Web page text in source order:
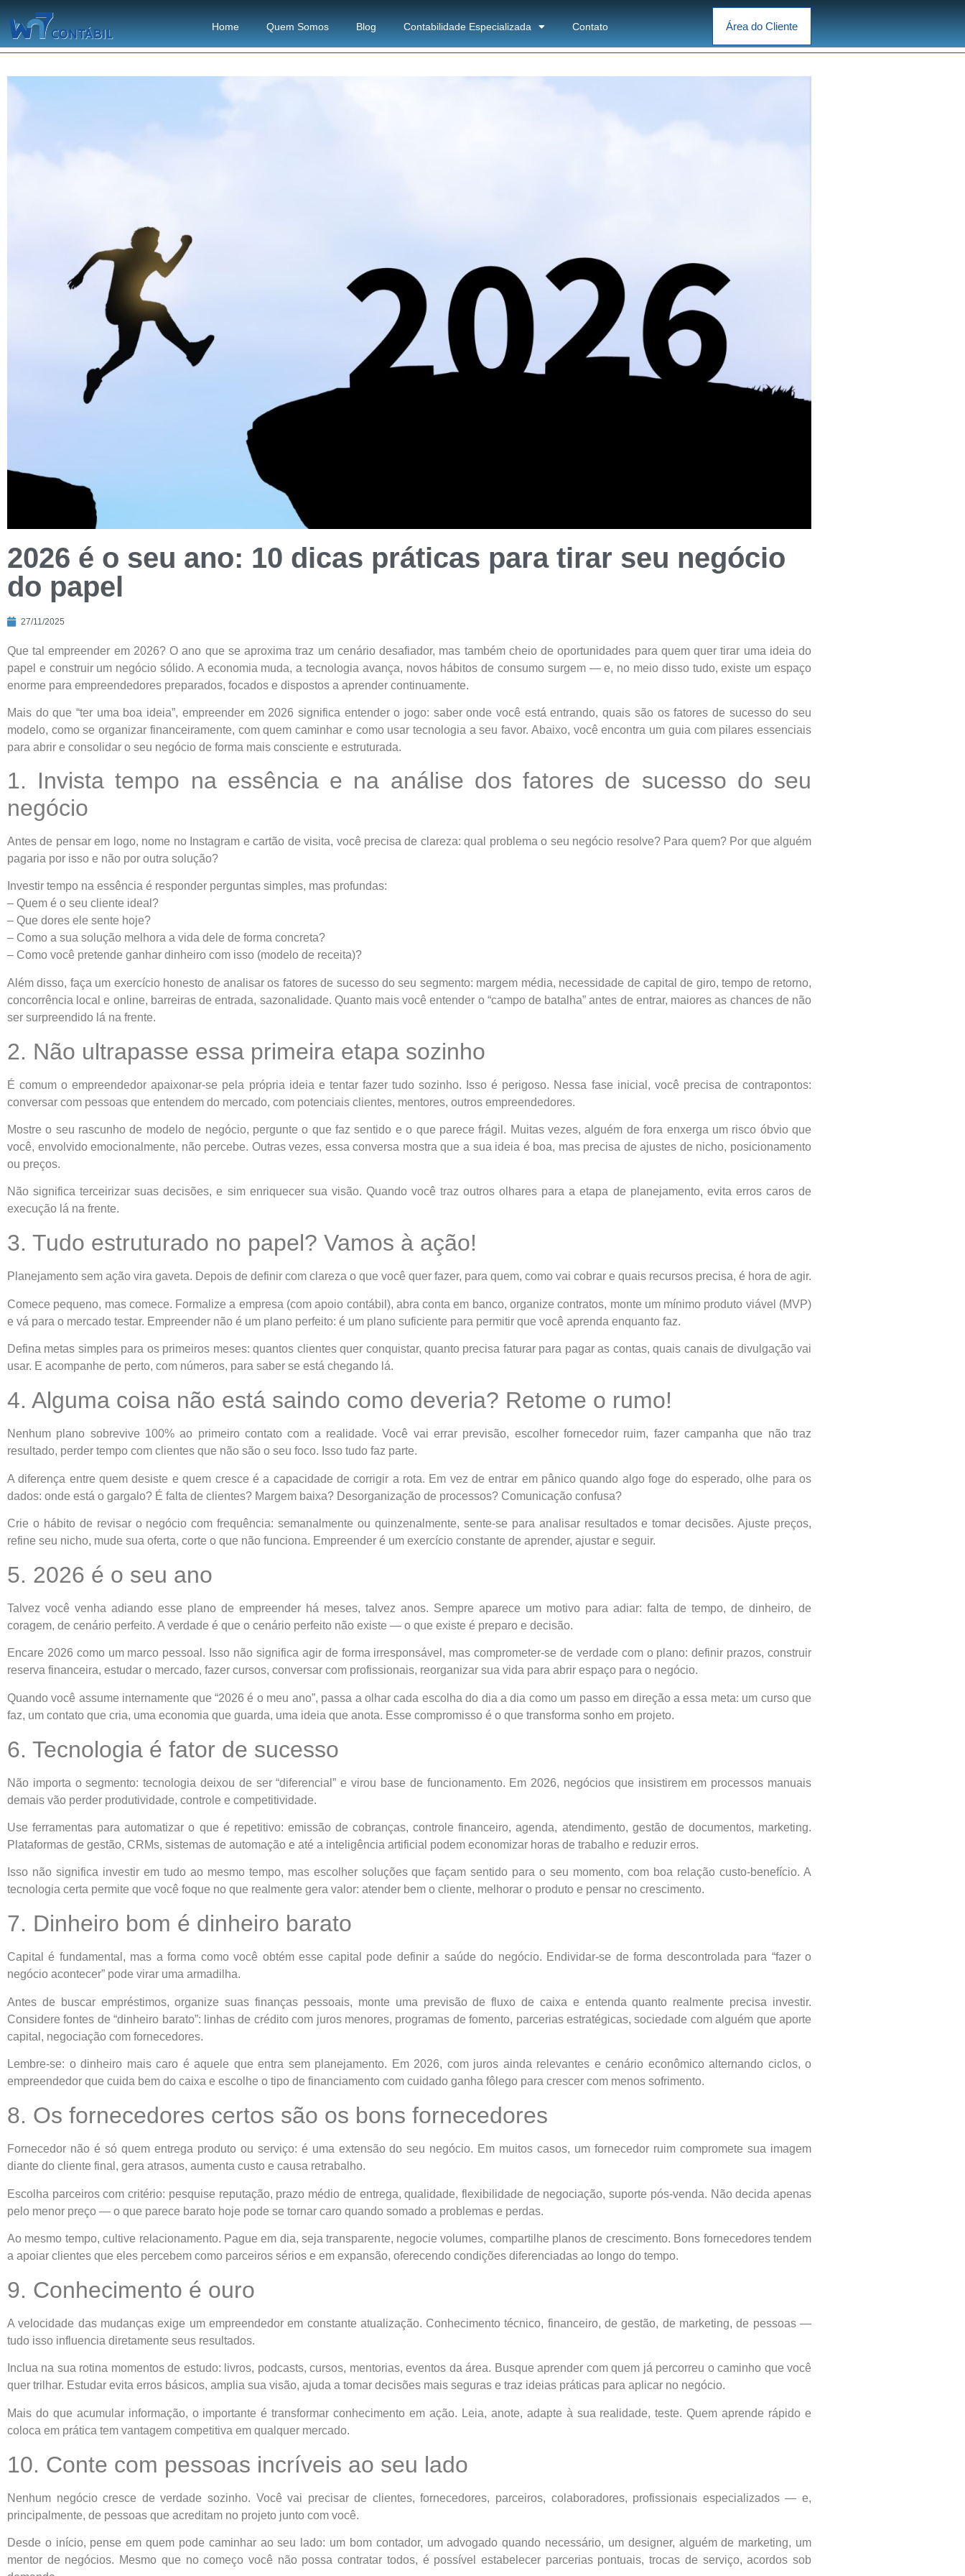
Home Quem Somos Blog Contabilidade Especializada Contato Área do Cliente
2026 é o seu ano: 10 dicas práticas para tirar seu negócio
do papel
27/11/2025
Que tal empreender em 2026? O ano que se aproxima traz um cenário desafiador, mas também cheio de oportunidades para quem quer tirar uma ideia do
papel e construir um negócio sólido. A economia muda, a tecnologia avança, novos hábitos de consumo surgem — e, no meio disso tudo, existe um espaço
enorme para empreendedores preparados, focados e dispostos a aprender continuamente.
Mais do que “ter uma boa ideia”, empreender em 2026 significa entender o jogo: saber onde você está entrando, quais são os fatores de sucesso do seu
modelo, como se organizar financeiramente, com quem caminhar e como usar tecnologia a seu favor. Abaixo, você encontra um guia com pilares essenciais
para abrir e consolidar o seu negócio de forma mais consciente e estruturada.
1. Invista tempo na essência e na análise dos fatores de sucesso do seu
negócio
Antes de pensar em logo, nome no Instagram e cartão de visita, você precisa de clareza: qual problema o seu negócio resolve? Para quem? Por que alguém
pagaria por isso e não por outra solução?
Investir tempo na essência é responder perguntas simples, mas profundas:
– Quem é o seu cliente ideal?
– Que dores ele sente hoje?
– Como a sua solução melhora a vida dele de forma concreta?
– Como você pretende ganhar dinheiro com isso (modelo de receita)?
Além disso, faça um exercício honesto de analisar os fatores de sucesso do seu segmento: margem média, necessidade de capital de giro, tempo de retorno,
concorrência local e online, barreiras de entrada, sazonalidade. Quanto mais você entender o “campo de batalha” antes de entrar, maiores as chances de não
ser surpreendido lá na frente.
2. Não ultrapasse essa primeira etapa sozinho
É comum o empreendedor apaixonar-se pela própria ideia e tentar fazer tudo sozinho. Isso é perigoso. Nessa fase inicial, você precisa de contrapontos:
conversar com pessoas que entendem do mercado, com potenciais clientes, mentores, outros empreendedores.
Mostre o seu rascunho de modelo de negócio, pergunte o que faz sentido e o que parece frágil. Muitas vezes, alguém de fora enxerga um risco óbvio que
você, envolvido emocionalmente, não percebe. Outras vezes, essa conversa mostra que a sua ideia é boa, mas precisa de ajustes de nicho, posicionamento
ou preços.
Não significa terceirizar suas decisões, e sim enriquecer sua visão. Quando você traz outros olhares para a etapa de planejamento, evita erros caros de
execução lá na frente.
3. Tudo estruturado no papel? Vamos à ação!
Planejamento sem ação vira gaveta. Depois de definir com clareza o que você quer fazer, para quem, como vai cobrar e quais recursos precisa, é hora de agir.
Comece pequeno, mas comece. Formalize a empresa (com apoio contábil), abra conta em banco, organize contratos, monte um mínimo produto viável (MVP)
e vá para o mercado testar. Empreender não é um plano perfeito: é um plano suficiente para permitir que você aprenda enquanto faz.
Defina metas simples para os primeiros meses: quantos clientes quer conquistar, quanto precisa faturar para pagar as contas, quais canais de divulgação vai
usar. E acompanhe de perto, com números, para saber se está chegando lá.
4. Alguma coisa não está saindo como deveria? Retome o rumo!
Nenhum plano sobrevive 100% ao primeiro contato com a realidade. Você vai errar previsão, escolher fornecedor ruim, fazer campanha que não traz
resultado, perder tempo com clientes que não são o seu foco. Isso tudo faz parte.
A diferença entre quem desiste e quem cresce é a capacidade de corrigir a rota. Em vez de entrar em pânico quando algo foge do esperado, olhe para os
dados: onde está o gargalo? É falta de clientes? Margem baixa? Desorganização de processos? Comunicação confusa?
Crie o hábito de revisar o negócio com frequência: semanalmente ou quinzenalmente, sente-se para analisar resultados e tomar decisões. Ajuste preços,
refine seu nicho, mude sua oferta, corte o que não funciona. Empreender é um exercício constante de aprender, ajustar e seguir.
5. 2026 é o seu ano
Talvez você venha adiando esse plano de empreender há meses, talvez anos. Sempre aparece um motivo para adiar: falta de tempo, de dinheiro, de
coragem, de cenário perfeito. A verdade é que o cenário perfeito não existe — o que existe é preparo e decisão.
Encare 2026 como um marco pessoal. Isso não significa agir de forma irresponsável, mas comprometer-se de verdade com o plano: definir prazos, construir
reserva financeira, estudar o mercado, fazer cursos, conversar com profissionais, reorganizar sua vida para abrir espaço para o negócio.
Quando você assume internamente que “2026 é o meu ano”, passa a olhar cada escolha do dia a dia como um passo em direção a essa meta: um curso que
faz, um contato que cria, uma economia que guarda, uma ideia que anota. Esse compromisso é o que transforma sonho em projeto.
6. Tecnologia é fator de sucesso
Não importa o segmento: tecnologia deixou de ser “diferencial” e virou base de funcionamento. Em 2026, negócios que insistirem em processos manuais
demais vão perder produtividade, controle e competitividade.
Use ferramentas para automatizar o que é repetitivo: emissão de cobranças, controle financeiro, agenda, atendimento, gestão de documentos, marketing.
Plataformas de gestão, CRMs, sistemas de automação e até a inteligência artificial podem economizar horas de trabalho e reduzir erros.
Isso não significa investir em tudo ao mesmo tempo, mas escolher soluções que façam sentido para o seu momento, com boa relação custo-benefício. A
tecnologia certa permite que você foque no que realmente gera valor: atender bem o cliente, melhorar o produto e pensar no crescimento.
7. Dinheiro bom é dinheiro barato
Capital é fundamental, mas a forma como você obtém esse capital pode definir a saúde do negócio. Endividar-se de forma descontrolada para “fazer o
negócio acontecer” pode virar uma armadilha.
Antes de buscar empréstimos, organize suas finanças pessoais, monte uma previsão de fluxo de caixa e entenda quanto realmente precisa investir.
Considere fontes de “dinheiro barato”: linhas de crédito com juros menores, programas de fomento, parcerias estratégicas, sociedade com alguém que aporte
capital, negociação com fornecedores.
Lembre-se: o dinheiro mais caro é aquele que entra sem planejamento. Em 2026, com juros ainda relevantes e cenário econômico alternando ciclos, o
empreendedor que cuida bem do caixa e escolhe o tipo de financiamento com cuidado ganha fôlego para crescer com menos sofrimento.
8. Os fornecedores certos são os bons fornecedores
Fornecedor não é só quem entrega produto ou serviço: é uma extensão do seu negócio. Em muitos casos, um fornecedor ruim compromete sua imagem
diante do cliente final, gera atrasos, aumenta custo e causa retrabalho.
Escolha parceiros com critério: pesquise reputação, prazo médio de entrega, qualidade, flexibilidade de negociação, suporte pós-venda. Não decida apenas
pelo menor preço — o que parece barato hoje pode se tornar caro quando somado a problemas e perdas.
Ao mesmo tempo, cultive relacionamento. Pague em dia, seja transparente, negocie volumes, compartilhe planos de crescimento. Bons fornecedores tendem
a apoiar clientes que eles percebem como parceiros sérios e em expansão, oferecendo condições diferenciadas ao longo do tempo.
9. Conhecimento é ouro
A velocidade das mudanças exige um empreendedor em constante atualização. Conhecimento técnico, financeiro, de gestão, de marketing, de pessoas —
tudo isso influencia diretamente seus resultados.
Inclua na sua rotina momentos de estudo: livros, podcasts, cursos, mentorias, eventos da área. Busque aprender com quem já percorreu o caminho que você
quer trilhar. Estudar evita erros básicos, amplia sua visão, ajuda a tomar decisões mais seguras e traz ideias práticas para aplicar no negócio.
Mais do que acumular informação, o importante é transformar conhecimento em ação. Leia, anote, adapte à sua realidade, teste. Quem aprende rápido e
coloca em prática tem vantagem competitiva em qualquer mercado.
10. Conte com pessoas incríveis ao seu lado
Nenhum negócio cresce de verdade sozinho. Você vai precisar de clientes, fornecedores, parceiros, colaboradores, profissionais especializados — e,
principalmente, de pessoas que acreditam no projeto junto com você.
Desde o início, pense em quem pode caminhar ao seu lado: um bom contador, um advogado quando necessário, um designer, alguém de marketing, um
mentor de negócios. Mesmo que no começo você não possa contratar todos, é possível estabelecer parcerias pontuais, trocas de serviço, acordos sob